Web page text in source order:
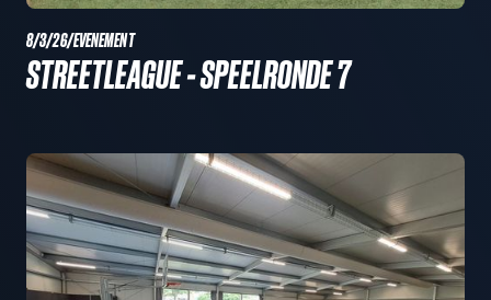
8/3/26/EVENEMENT
STREETLEAGUE - SPEELRONDE 7